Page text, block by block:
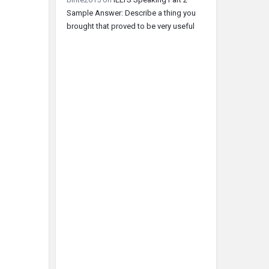
Sample Answer: Describe a thing you
brought that proved to be very useful